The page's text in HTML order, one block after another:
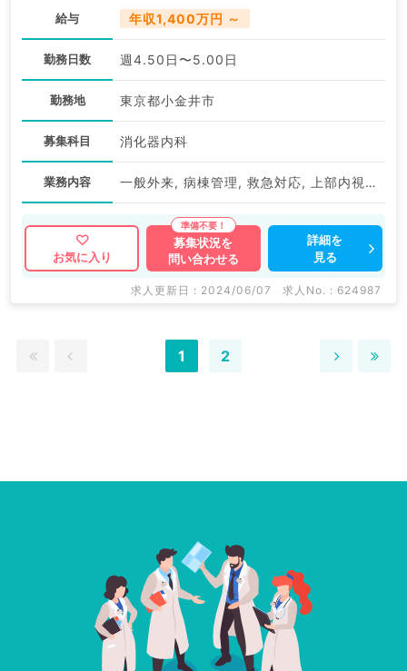
給与 年収1,400万円 ～
勤務日数 週4.50日〜5.00日
勤務地 東京都小金井市
募集科目 消化器内科
業務内容 一般外来, 病棟管理, 救急対応, 上部内視鏡検査（ＧＦ）, 下部内視鏡検査（ＣＦ）
お気に入り
募集状況を
問い合わせる
詳細を
見る
求人更新日 : 2024/06/07 求人No. : 624987
1 2